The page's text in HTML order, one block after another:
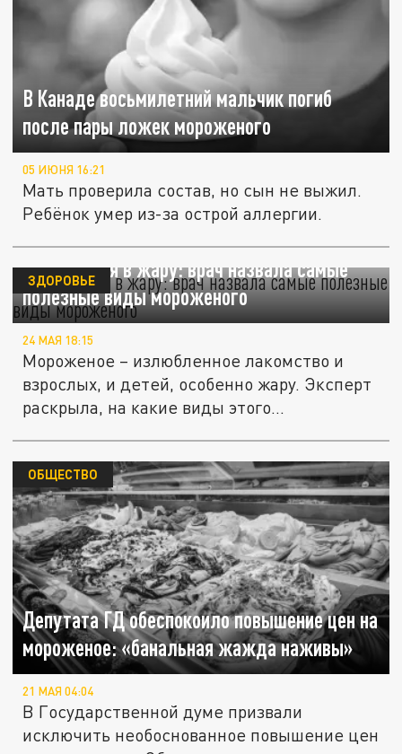
В Канаде восьмилетний мальчик погиб
после пары ложек мороженого
05 ИЮНЯ 16:21
Мать проверила состав, но сын не выжил.
Ребёнок умер из-за острой аллергии.
Охладиться в жару: врач назвала самые
полезные виды мороженого
ЗДОРОВЬЕ
24 МАЯ 18:15
Мороженое – излюбленное лакомство и
взрослых, и детей, особенно жару. Эксперт
раскрыла, на какие виды этого...
Депутата ГД обеспокоило повышение цен на
мороженое: «банальная жажда наживы»
ОБЩЕСТВО
21 МАЯ 04:04
В Государственной думе призвали
исключить необоснованное повышение цен